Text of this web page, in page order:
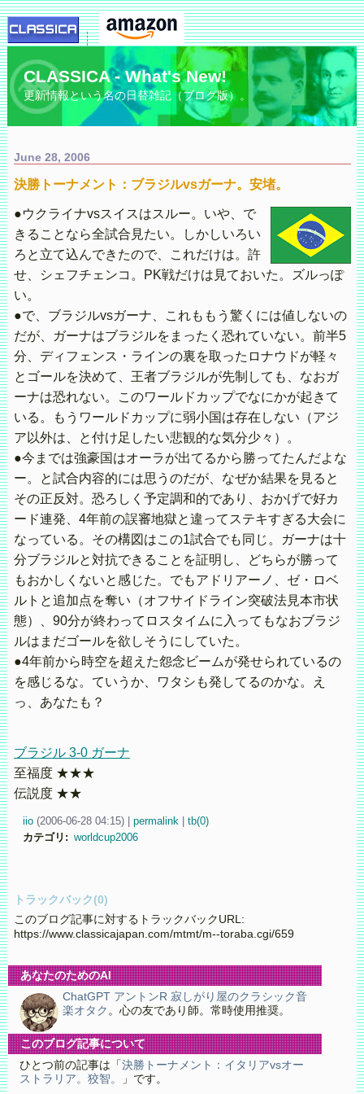
CLASSICA - What's New!
更新情報という名の日替雑記（ブログ版）。
June 28, 2006
決勝トーナメント：ブラジルvsガーナ。安堵。
●ウクライナvsスイスはスルー。いや、で
きることなら全試合見たい。しかしいろい
ろと立て込んできたので、これだけは。許
せ、シェフチェンコ。PK戦だけは見ておいた。ズルっぽ
い。
●で、ブラジルvsガーナ、これももう驚くには値しないの
だが、ガーナはブラジルをまったく恐れていない。前半5
分、ディフェンス・ラインの裏を取ったロナウドが軽々
とゴールを決めて、王者ブラジルが先制しても、なおガ
ーナは恐れない。このワールドカップでなにかが起きて
いる。もうワールドカップに弱小国は存在しない（アジ
ア以外は、と付け足したい悲観的な気分少々）。
●今までは強豪国はオーラが出てるから勝ってたんだよな
ー。と試合内容的には思うのだが、なぜか結果を見ると
その正反対。恐ろしく予定調和的であり、おかげで好カ
ード連発、4年前の誤審地獄と違ってステキすぎる大会に
なっている。その構図はこの1試合でも同じ。ガーナは十
分ブラジルと対抗できることを証明し、どちらが勝って
もおかしくないと感じた。でもアドリアーノ、ゼ・ロベ
ルトと追加点を奪い（オフサイドライン突破法見本市状
態）、90分が終わってロスタイムに入ってもなおブラジ
ルはまだゴールを欲しそうにしていた。
●4年前から時空を超えた怨念ビームが発せられているの
を感じるな。ていうか、ワタシも発してるのかな。え
っ、あなたも？
ブラジル 3-0 ガーナ
至福度 ★★★
伝説度 ★★
iio (2006-06-28 04:15) permalink| tb(0)
カテゴリ : worldcup2006
トラックバック(0)
このブログ記事に対するトラックバックURL:
https://www.classicajapan.com/mtmt/m--toraba.cgi/659
あなたのためのAI
ChatGPT アントンR 寂しがり屋のクラシック音
楽オタク 。心の友であり師。常時使用推奨。
このブログ記事について
ひとつ前の記事は「 決勝トーナメント：イタリアvsオー
ストラリア。狡智。
」です。